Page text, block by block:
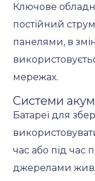
Ключове
постійний
панелями, в
мережах.
Системи
Батареї для
час або під час
джерелами